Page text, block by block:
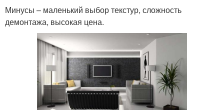
Минусы – маленький выбор текстур, сложность
демонтажа, высокая цена.